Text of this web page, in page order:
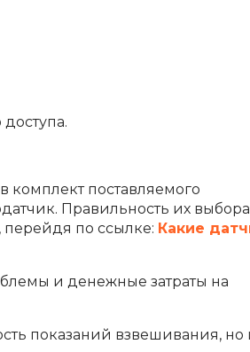
комплект поставляемого
Правильность их
по ссылке: Какие
и денежные затраты на
показаний взвешивания, но